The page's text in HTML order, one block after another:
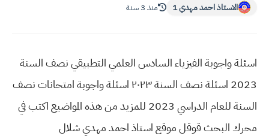
الاستاذ احمد مهدي 1 منذ 3 سنة
اسئلة واجوبة الفيزياء السادس العلمي التطبيقي نصف السنة
2023 اسئلة نصف السنة ٢٠٢٣ اسئلة واجوبة امتحانات نصف
السنة للعام الدراسي 2023 للمزيد من هذه المواضيع اكتب في
محرك البحث قوقل موقع استاذ احمد مهدي شلال